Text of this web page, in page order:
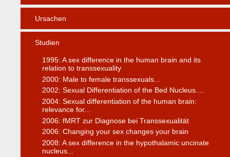
Ursachen
Studien
1995: A sex difference in the human brain and its
relation to transsexuality
2000: Male to female transsexuals...
2002: Sexual Differentiation of the Bed Nucleus....
2004: Sexual differentiation of the human brain:
relevance for...
2006: fMRT zur Diagnose bei Transsexualität
2006: Changing your sex changes your brain
2008: A sex difference in the hypothalamic uncinate
nucleus...